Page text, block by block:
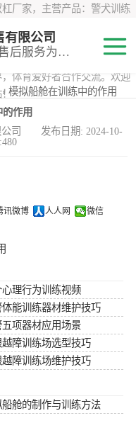
厂家，主营产品：警犬训练
用双杠、军犬训练器材等训
公司以顾客至上的原则，锐
体育爱好者合作交流。欢迎
！
有限公司
集研发，生产，销售，售后服务为一体
› 模拟船舱在训练中的作用
作用
公司 发布日期: 2024-10-
讯微博 人人网 微信
心理行为训练视频
体能训练器材维护技巧
五项器材应用场景
越障训练场选型技巧
越障训练场维护技巧
船舱的制作与训练方法